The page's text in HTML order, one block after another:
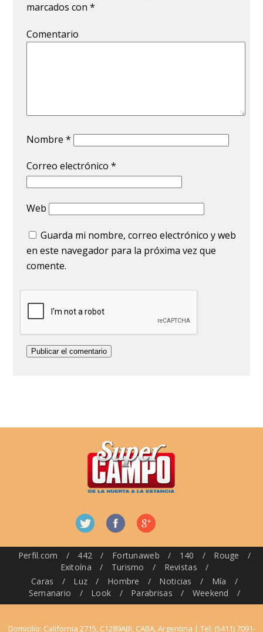
marcados con*
Comentario
Nombre*
Correo electrónico*
Web
Guarda mi nombre, correo electrónico y web
en este navegador para la próxima vez que
comente.
Perfil.com / 442 / Fortunaweb / 140 / Rouge
/
Exitoína
/ Turismo / Revistas
/
Caras
/ Luz / Hombre / Noticias / Mía
/
Semanario
/ Look / Parabrisas / Weekend /
Domicilio: California 2715, C1289ABI, CABA, Argentina | Tel: (5411) 7091-